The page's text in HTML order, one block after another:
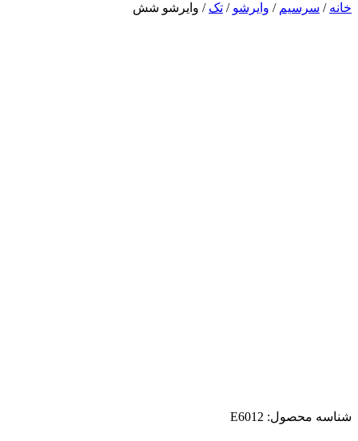
خانه / سرسیم / وایرشو / تک / وایرشو شش
شناسه محصول: E6012